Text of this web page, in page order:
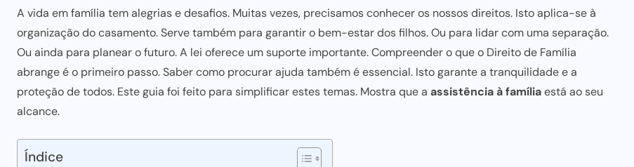
A vida em família tem alegrias e desafios. Muitas vezes, precisamos conhecer os nossos direitos. Isto aplica-se à
organização do casamento. Serve também para garantir o bem-estardos filhos. Ou para lidar com uma separação.
Ou ainda para planear o futuro. A lei oferece um suporte importante. Compreender o que o Direito de Família
abrange é o primeiro passo. Saber como procurar ajuda também é essencial. Istogarante a tranquilidadee a
proteção de todos. Esteguia foi feito para simplificar estes temas. Mostra que a assistência à famíliaestá ao seu
alcance.
Índice